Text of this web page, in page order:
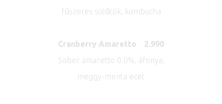
fűszeres sütőtök, kombucha
Cranberry Amaretto 2.990
Sober amaretto 0.0%, áfonya,
meggy-menta ecet